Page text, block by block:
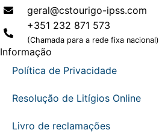
geral@cstourigo-ipss.com
+351 232 871 573
(Chamada para a rede fixa nacional)
Informação
Política de Privacidade
Resolução de Litígios Online
Livro de reclamações